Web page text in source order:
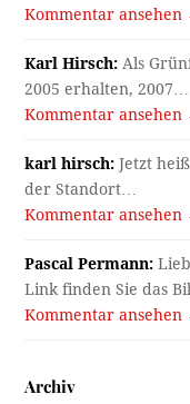
Kommentar ansehen
Karl Hirsch: Als
2005 erhalten, 2007…
Kommentar ansehen
karl hirsch: Jetzt
der Standort…
Kommentar ansehen
Pascal Permann:
Link finden Sie das
Kommentar ansehen
Archiv